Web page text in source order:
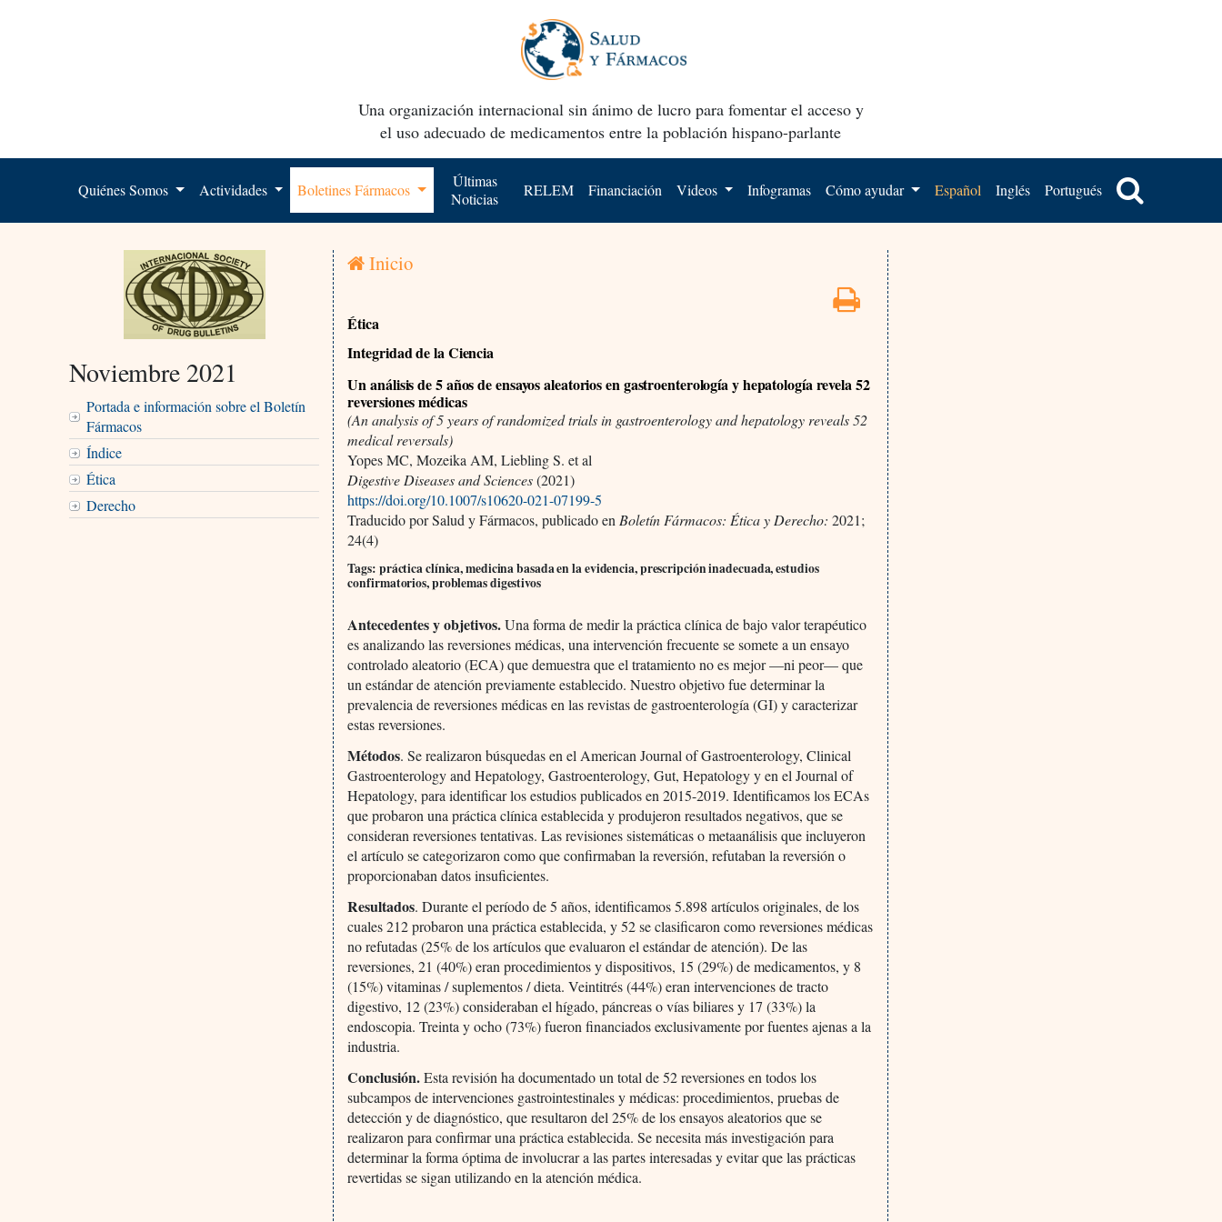
Una organización internacional sin ánimo de lucro para fomentar el acceso y
el uso adecuado de medicamentos entre la población hispano-parlante
Quiénes Somos Actividades Boletines Fármacos
Últimas
Noticias
RELEM Financiación Videos Infogramas Cómo ayudar Español Inglés Portugués
Noviembre 2021
Portada e información sobre el Boletín
Fármacos
Índice
Ética
Derecho
Inicio
Ética
Integridad de la Ciencia
Un análisis de 5 años de ensayos aleatorios en gastroenterología y hepatología revela 52
reversiones médicas
(An analysis of 5 years of randomized trials in gastroenterology and hepatology reveals 52
medical reversals)
Yopes MC, Mozeika AM, Liebling S. et al
Digestive Diseases and Sciences(2021)
https://doi.org/10.1007/s10620-021-07199-5
Traducido por Salud y Fármacos, publicado en Boletín Fármacos: Ética y Derecho: 2021;
24(4)
Tags: práctica clínica, medicina basada en la evidencia, prescripción inadecuada, estudios
confirmatorios, problemas digestivos
Antecedentes y objetivos.Una forma de medir la práctica clínica de bajo valor terapéutico
es analizando las reversiones médicas, una intervención frecuente se somete a un ensayo
controlado aleatorio (ECA) que demuestra que el tratamiento no es mejor —ni peor— que
un estándar de atención previamente establecido. Nuestro objetivo fue determinar la
prevalencia de reversiones médicas en las revistas de gastroenterología (GI) y caracterizar
estas reversiones.
Métodos. Se realizaron búsquedas en el American Journal of Gastroenterology, Clinical
Gastroenterology and Hepatology, Gastroenterology, Gut, Hepatology y en el Journal of
Hepatology, para identificar los estudios publicados en 2015-2019. Identificamos los ECAs
que probaron una práctica clínica establecida y produjeron resultados negativos, que se
consideran reversiones tentativas. Las revisiones sistemáticas o metaanálisis que incluyeron
el artículo se categorizaron como que confirmaban la reversión, refutaban la reversión o
proporcionaban datos insuficientes.
Resultados. Durante el período de 5 años, identificamos 5.898 artículos originales, de los
cuales 212 probaron una práctica establecida, y 52 se clasificaron como reversiones médicas
no refutadas (25% de los artículos que evaluaron el estándar de atención). De las
reversiones, 21 (40%) eran procedimientos y dispositivos, 15 (29%) de medicamentos, y 8
(15%) vitaminas / suplementos / dieta. Veintitrés (44%) eran intervenciones de tracto
digestivo, 12 (23%) consideraban el hígado, páncreas o vías biliares y 17 (33%) la
endoscopia. Treinta y ocho (73%) fueron financiados exclusivamente por fuentes ajenas a la
industria.
Conclusión.Esta revisión ha documentado un total de 52 reversiones en todos los
subcampos de intervenciones gastrointestinales y médicas: procedimientos, pruebas de
detección y de diagnóstico, que resultaron del 25% de los ensayos aleatorios que se
realizaron para confirmar una práctica establecida. Se necesita más investigación para
determinar la forma óptima de involucrar a las partes interesadas y evitar que las prácticas
revertidas se sigan utilizando en la atención médica.